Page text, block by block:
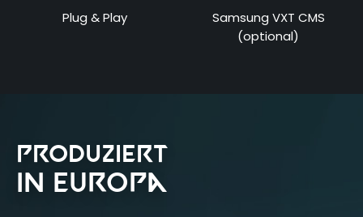
Plug & Play
Samsung VXT CMS
(optional)
produziert
in europa